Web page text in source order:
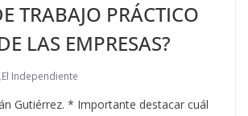
TRABAJO PRÁCTICO
LAS EMPRESAS?
El Independiente
Gutiérrez. * Importante destacar cuál